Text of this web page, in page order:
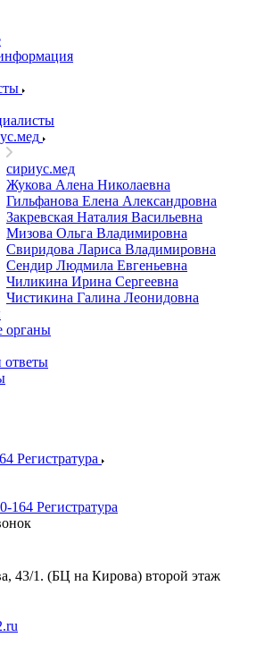
сириус.мед
Жукова Алена Николаевна
Гильфанова Елена Александровна
Закревская Наталия Васильевна
Мизова Ольга Владимировна
Свиридова Лариса Владимировна
Сендир Людмила Евгеньевна
Чиликина Ирина Сергеевна
Чистикина Галина Леонидовна
органы
Регистратура
164 Регистратура
43/1. (БЦ на Кирова) второй этаж